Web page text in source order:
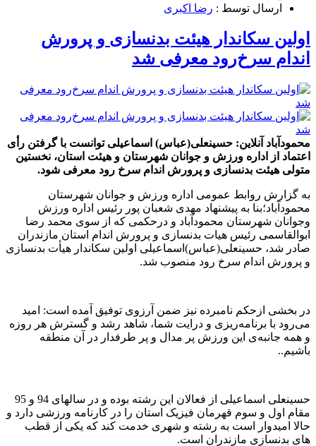
ارسال توسط : رضا اکبری
اولین سکاندار هیئت بدنسازی و پرورش
اندام سرخ‌رود معرفی شد
محمودآباد آنلاین: حسینعلی(عباس) اسماعیلی توانست با گرفتن رأی
اعتماد از اداره ورزش و جوانان شهرستان و هیئت استان، نخستین
متولی هیئت بدنسازی و پرورش اندام سرخ رود معرفی شود.
به گزارش روابط عمومی اداره ورزش و جوانان شهرستان
محمودآباد؛بنا به پیشنهاد مهدی شعبان پور رئیس اداره ورزش
وجوانان شهرستان محمودآباد و درحکمی که از سوی محمد رضا
ابوالقاسمی رئیس هیات بدنسازی و پرورش اندام استان مازندران
صادر شد، حسینعلی(عباس)اسماعیلی اولین سکاندار هیأت بدنسازی
و پرورش اندام سرخ رود منصوب شد.
در بخشی ازحکم نامبرده نیز ضمن آرزوی توفیق آمده است: امید
می‌رود با برنامه‌ریزی و درایت شما، شاهد رشد و گسترش هر روزه
و همه‌ جانبه‌ی این ورزش پر مدال و پر طرفدار در آن منطقه
باشیم..
حسینعلی اسماعیلی از فعالان این رشته بوده و در سالهای 94 و 95
مقام اول و سوم قهرمان فیزیک استان را در کارنامه ورزشی دارد و
حالا امیدوار است به رشته و شهری خدمت کند که یکی از قطب
های بدنسازی مازندران است.